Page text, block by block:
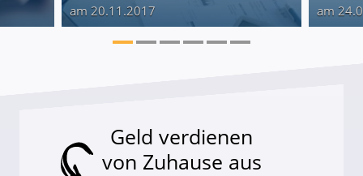
am 20.11.2017 am
Geld verdienen
von Zuhause aus